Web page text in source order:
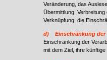
Veränderung, das
Übermittlung,
Verknüpfung, die
d) Einschränkung der
Einschränkung der
mit dem Ziel, ihre